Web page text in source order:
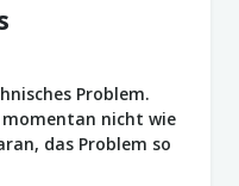
Problem.
nicht wie
das Problem so